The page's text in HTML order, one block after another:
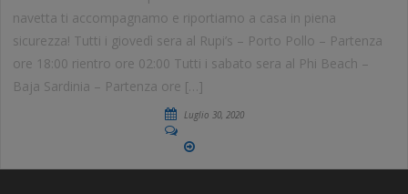
navetta ti accompagnamo e riportiamo a casa in piena
sicurezza! Tutti i giovedì sera al Rupi’s – Porto Pollo – Partenza
ore 18:00 rientro ore 02:00 Tutti i sabato sera al Phi Beach –
Baja Sardinia – Partenza ore […]
Luglio 30, 2020